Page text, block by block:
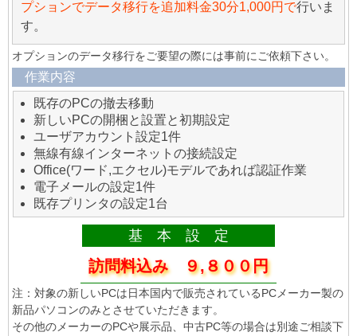
プションでデータ移行を追加料金30分1,000円で行いま
す。
オプションのデータ移行をご要望の際には事前にご依頼下さい。
作業内容
既存のPCの撤去移動
新しいPCの開梱と設置と初期設定
ユーザアカウント設定1件
無線有線インターネットの接続設定
Office(ワード,エクセル)モデルであれば認証作業
電子メールの設定1件
既存プリンタの設定1台
基 本 設 定
訪問料込み ９,８００円
注：対象の新しいPCは日本国内で販売されているPCメーカー製の
新品パソコンのみとさせていただきます。
その他のメーカーのPCや展示品、中古PC等の場合は別途ご相談下